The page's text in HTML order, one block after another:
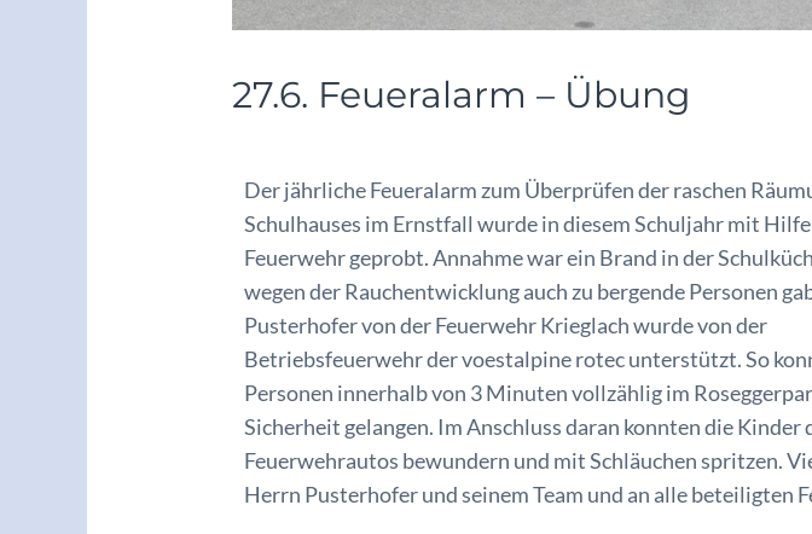
27.6. Feueralarm – Übung
Der jährliche Feueralarm zum Überprüfen der raschen
Schulhauses im Ernstfall wurde in diesem Schuljahr mit
Feuerwehr geprobt. Annahme war ein Brand in der
wegen der Rauchentwicklung auch zu bergende Personen
Pusterhofer von der Feuerwehr Krieglach wurde von der
Betriebsfeuerwehr der voestalpine rotec unterstützt. So
Personen innerhalb von 3 Minuten vollzählig im
Sicherheit gelangen. Im Anschluss daran konnten die Kinder
Feuerwehrautos bewundern und mit Schläuchen spritzen.
Herrn Pusterhofer und seinem Team und an alle beteiligten